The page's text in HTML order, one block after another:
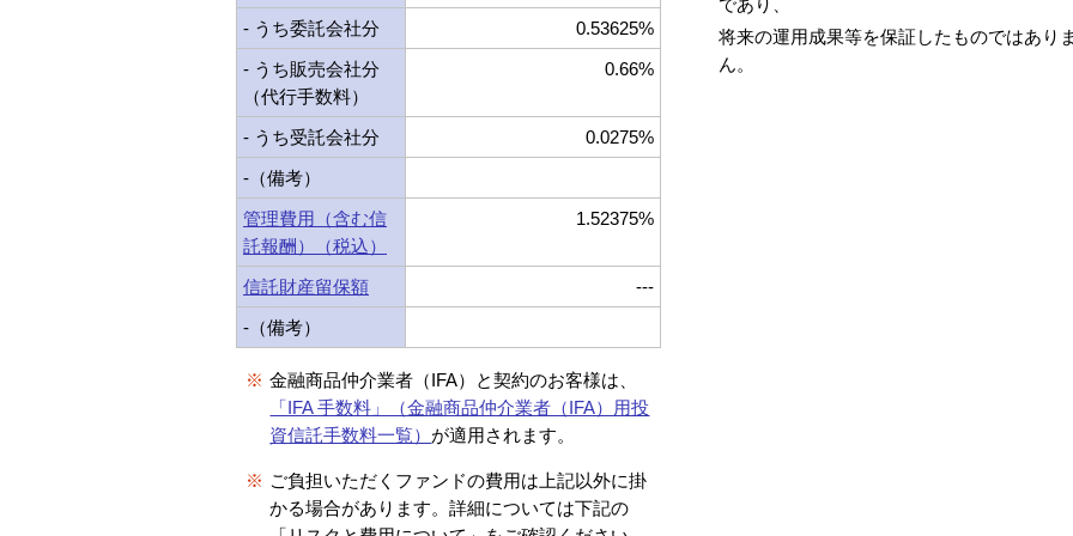
- うち委託会社分
0.53625%
- うち販売会社分
（代行手数料）
0.66%
- うち受託会社分
0.0275%
-（備考）
管理費用（含む信
託報酬）（税込）
1.52375%
信託財産留保額
---
-（備考）
※ 金融商品仲介業者（IFA）と契約のお客様は、
「IFA 手数料」（金融商品仲介業者（IFA）用投
資信託手数料一覧） が適用されます。
※ ご負担いただくファンドの費用は上記以外に掛
かる場合があります。詳細については下記の
であり、
将来の運用成果等を保証したものではあり
ん。